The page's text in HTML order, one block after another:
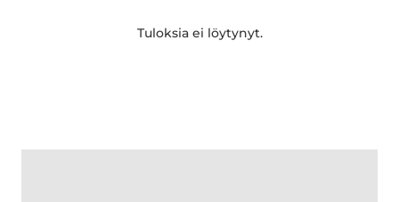
Tuloksia ei löytynyt.